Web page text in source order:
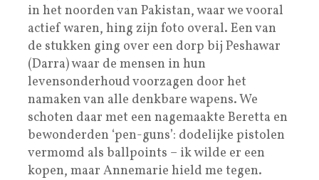
in het noorden van Pakistan, waar we vooral
actief waren, hing zijn foto overal. Een van
de stukken ging over een dorp bij Peshawar
(Darra) waar de mensen in hun
levensonderhoud voorzagen door het
namaken van alle denkbare wapens. We
schoten daar met een nagemaakte Beretta en
bewonderden ‘pen-guns’: dodelijke pistolen
vermomd als ballpoints – ik wilde er een
kopen, maar Annemarie hield me tegen.